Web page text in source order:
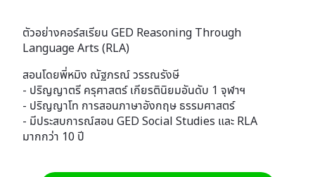
ตัวอย่างคอร์สเรียน GED Reasoning Through
Language Arts (RLA)
สอนโดยพี่หมิง ณัฐภรณ์ วรรณรังษี
- ปริญญาตรี ครุศาสตร์ เกียรตินิยมอันดับ 1 จุฬาฯ
- ปริญญาโท การสอนภาษาอังกฤษ ธรรมศาสตร์
- มีประสบการณ์สอน GED Social Studies และ RLA
มากกว่า 10 ปี